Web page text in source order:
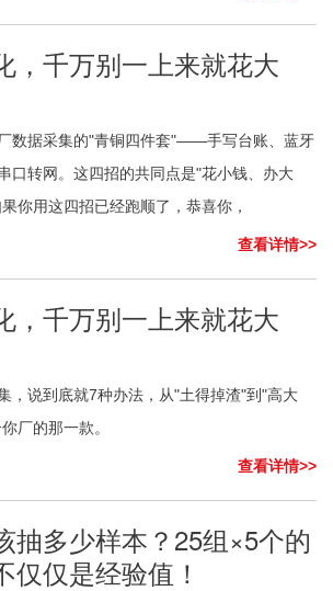
，千万别一上来就花大
厂数据采集的"青铜四件套"——手写台账、蓝牙
口转网。这四招的共同点是"花小钱、办大
你用这四招已经跑顺了，恭喜你，
查看详情>>
，千万别一上来就花大
，说到底就7种办法，从"土得掉渣"到"高大
厂的那一款。
查看详情>>
抽多少样本？25组×5个的
仅仅是经验值！